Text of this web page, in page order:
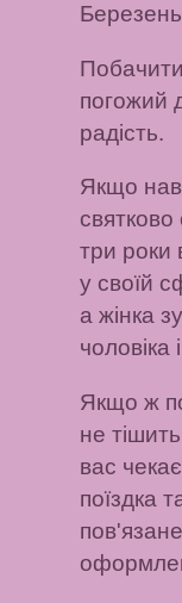
Березень
погожий
радість.
Якщо
три роки
у своїй
а жінка
Якщо ж
не тішить
вас
поїздка